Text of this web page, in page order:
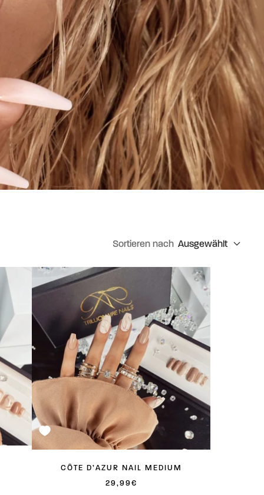
Sortieren nach Ausgewählt
CÔTE D’AZUR NAIL MEDIUM
ANGEBOTSPREIS
29,99€